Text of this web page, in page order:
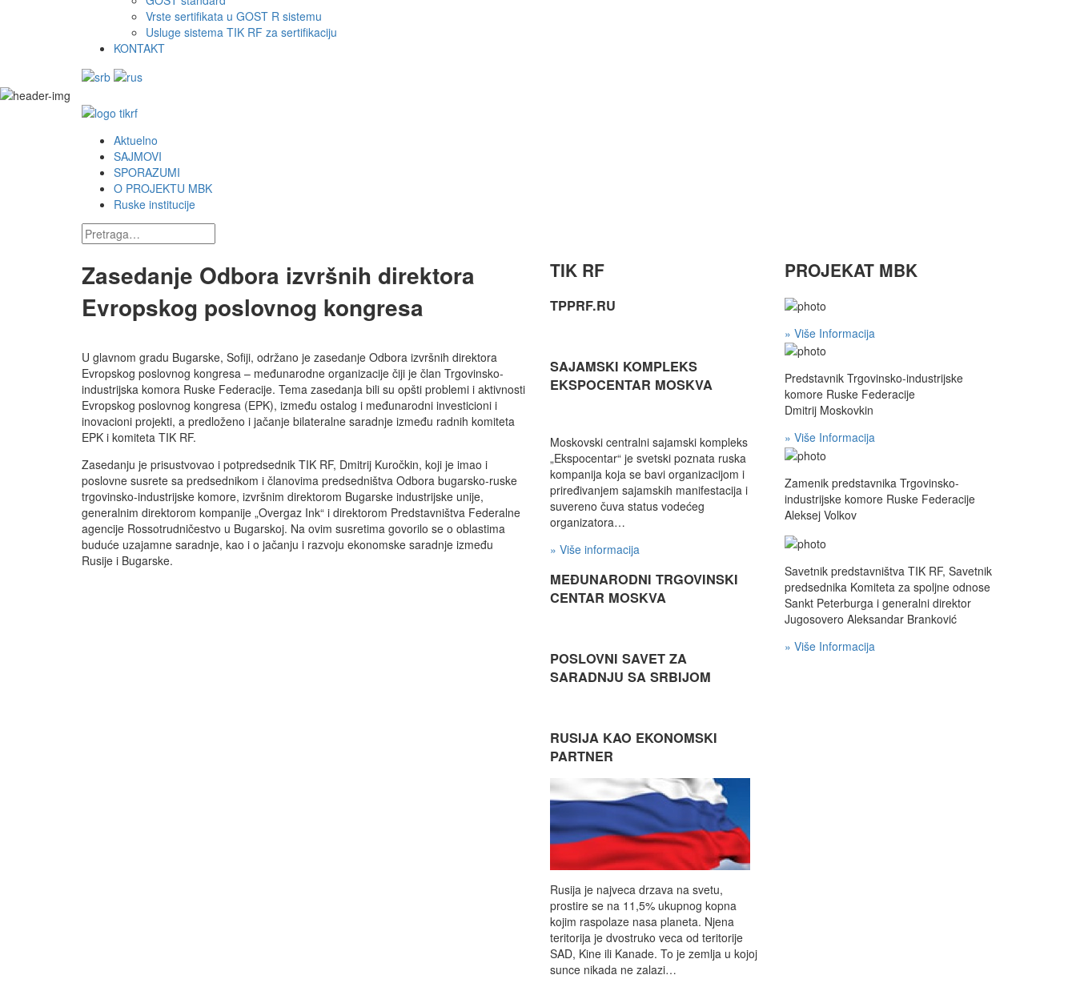
Vrste sertifikata u GOST R sistemu
Usluge sistema TIK RF za sertifikaciju
KONTAKT
Aktuelno
SAJMOVI
SPORAZUMI
O PROJEKTU MBK
Ruske institucije
Zasedanje Odbora izvršnih direktora
Evropskog poslovnog kongresa
U glavnom gradu Bugarske, Sofiji, održano je zasedanje Odbora izvršnih direktora
Evropskog poslovnog kongresa – međunarodne organizacije čiji je član Trgovinsko-
industrijska komora Ruske Federacije. Tema zasedanja bili su opšti problemi i aktivnosti
Evropskog poslovnog kongresa (EPK), između ostalog i međunarodni investicioni i
inovacioni projekti, a predloženo i jačanje bilateralne saradnje između radnih komiteta
EPK i komiteta TIK RF.
Zasedanju je prisustvovao i potpredsednik TIK RF, Dmitrij Kuročkin, koji je imao i
poslovne susrete sa predsednikom i članovima predsedništva Odbora bugarsko-ruske
trgovinsko-industrijske komore, izvršnim direktorom Bugarske industrijske unije,
generalnim direktorom kompanije „Overgaz Ink“ i direktorom Predstavništva Federalne
agencije Rossotrudničestvo u Bugarskoj. Na ovim susretima govorilo se o oblastima
buduće uzajamne saradnje, kao i o jačanju i razvoju ekonomske saradnje između
Rusije i Bugarske.
TIK RF
TPPRF.RU
SAJAMSKI KOMPLEKS
EKSPOCENTAR MOSKVA
Moskovski centralni sajamski kompleks
„Ekspocentar“ je svetski poznata ruska
kompanija koja se bavi organizacijom i
priređivanjem sajamskih manifestacija i
suvereno čuva status vodećeg
organizatora…
» Više informacija
MEĐUNARODNI TRGOVINSKI
CENTAR MOSKVA
POSLOVNI SAVET ZA
SARADNJU SA SRBIJOM
RUSIJA KAO EKONOMSKI
PARTNER
Rusija je najveca drzava na svetu,
prostire se na 11,5% ukupnog kopna
kojim raspolaze nasa planeta. Njena
teritorija je dvostruko veca od teritorije
SAD, Kine ili Kanade. To je zemlja u kojoj
sunce nikada ne zalazi…
PROJEKAT MBK
» Više Informacija
Predstavnik Trgovinsko-industrijske
komore Ruske Federacije
Dmitrij Moskovkin
» Više Informacija
Zamenik predstavnika Trgovinsko-
industrijske komore Ruske Federacije
Aleksej Volkov
Savetnik predstavništva TIK RF, Savetnik
predsednika Komiteta za spoljne odnose
Sankt Peterburga i generalni direktor
Jugosovero Aleksandar Branković
» Više Informacija